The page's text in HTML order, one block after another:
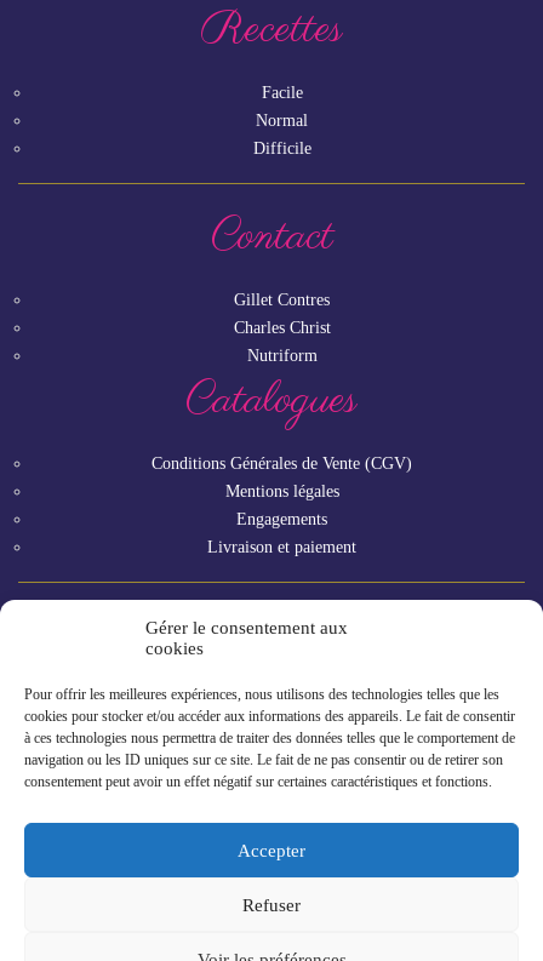
Gérer le consentement aux
cookies
Pour offrir les meilleures expériences, nous utilisons des technologies telles que les
cookies pour stocker et/ou accéder aux informations des appareils. Le fait de consentir
à ces technologies nous permettra de traiter des données telles que le comportement de
navigation ou les ID uniques sur ce site. Le fait de ne pas consentir ou de retirer son
consentement peut avoir un effet négatif sur certaines caractéristiques et fonctions.
Accepter
Refuser
Recettes
Facile
Normal
Difficile
Contact
Gillet Contres
Charles Christ
Nutriform
Catalogues
Conditions Générales de Vente (CGV)
Mentions légales
Engagements
Livraison et paiement
Vous êtes un professionnel ?
GAMME RHF